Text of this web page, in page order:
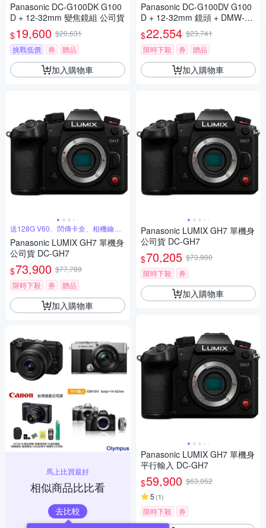
Panasonic DC-G100DK G100
D + 12-32mm 變焦鏡組 公司貨
$19,600 $20,631
挑戰低價
券 贈品
加入購物車
送128G V60、閃傳卡盒、相機鑰匙
圈
Panasonic LUMIX GH7 單機身
公司貨 DC-GH7
$73,900 $77,789
限時下殺
券 贈品
加入購物車
馬上比買最好
相似商品比比看
去比較
Panasonic DC-G100DV G100
D + 12-32mm 鏡頭 + DMW-SH
GR2 三腳架握把組 公司貨
$22,554 $23,741
限時下殺
券 贈品
加入購物車
Panasonic LUMIX GH7 單機身
公司貨 DC-GH7
$70,205 $73,900
限時下殺
券
加入購物車
Panasonic LUMIX GH7 單機身
平行輸入 DC-GH7
$59,900 $63,052
5 (1)
限時下殺 券